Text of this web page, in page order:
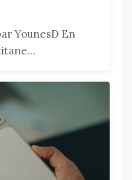
YounesD En